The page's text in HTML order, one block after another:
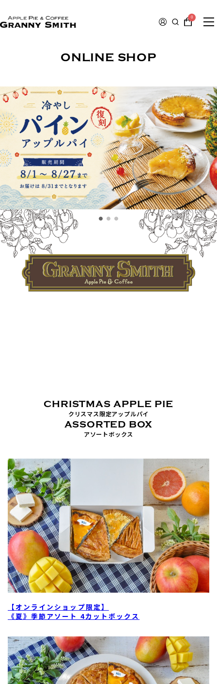
0
ONLINE SHOP
CHRISTMAS APPLE PIE
クリスマス限定アップルパイ
ASSORTED BOX
アソートボックス
【オンラインショップ限定】
《夏》季節アソート 4カットボックス